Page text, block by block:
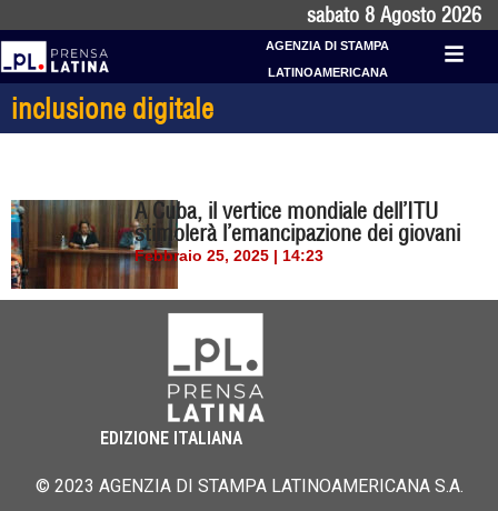
sabato 8 Agosto 2026
AGENZIA DI STAMPA
LATINOAMERICANA
inclusione digitale
A Cuba, il vertice mondiale dell’ITU
stimolerà l’emancipazione dei giovani
Febbraio 25, 2025 | 14:23
EDIZIONE ITALIANA
© 2023 AGENZIA DI STAMPA LATINOAMERICANA S.A.